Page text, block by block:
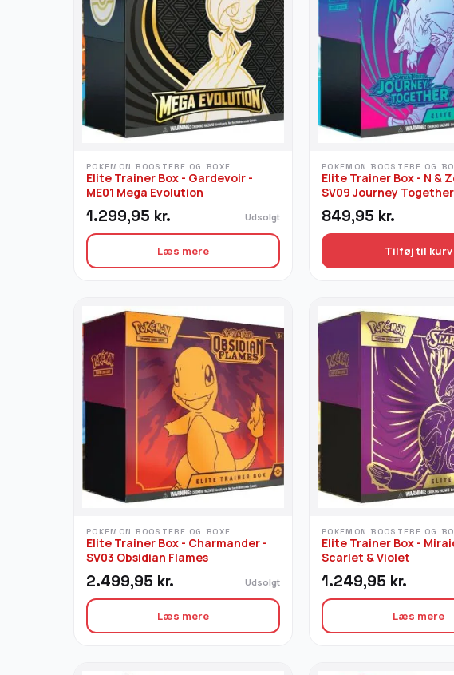
POKEMON BOOSTERE OG BOXE
Elite Trainer Box - Gardevoir -
ME01 Mega Evolution
1.299,95 kr. Udsolgt
Læs mere
POKEMON BOOSTERE OG
Elite Trainer Box - N &
SV09 Journey Together
849,95 kr.
Tilføj til kurv
POKEMON BOOSTERE OG BOXE
Elite Trainer Box - Charmander -
SV03 Obsidian Flames
2.499,95 kr. Udsolgt
Læs mere
POKEMON BOOSTERE OG
Elite Trainer Box -
Scarlet & Violet
1.249,95 kr.
Læs mere